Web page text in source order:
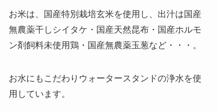
お米は、国産特別栽培玄米を使用し、出汁は国産
無農薬干しシイタケ・国産天然昆布・国産ホルモ
ン剤飼料未使用鶏・国産無農薬玉葱など・・・。
お水にもこだわりウォータースタンドの浄水を使
用しています。